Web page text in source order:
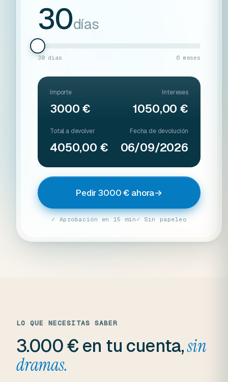
30días
30 días 6 meses
Importe
3000 €
Intereses
1050,00 €
Total a devolver
4050,00 €
Fecha de devolución
06/09/2026
Pedir 3000 € ahora→
✓ Aprobación en 15 min ✓ Sin papeleo
LO QUE NECESITAS SABER
3.000 € en tu cuenta,sin
dramas.